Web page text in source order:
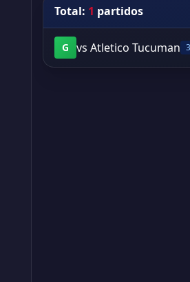
Total: 1 partidos
G vs Atletico Tucuman